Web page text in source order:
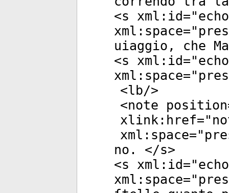
<s xml:id="
xml:space="
uiaggio, che
<s xml:id="
xml:space="
<lb/>
<note position
xlink:href="
xml:space="
no. </s>
<s xml:id="
xml:space="